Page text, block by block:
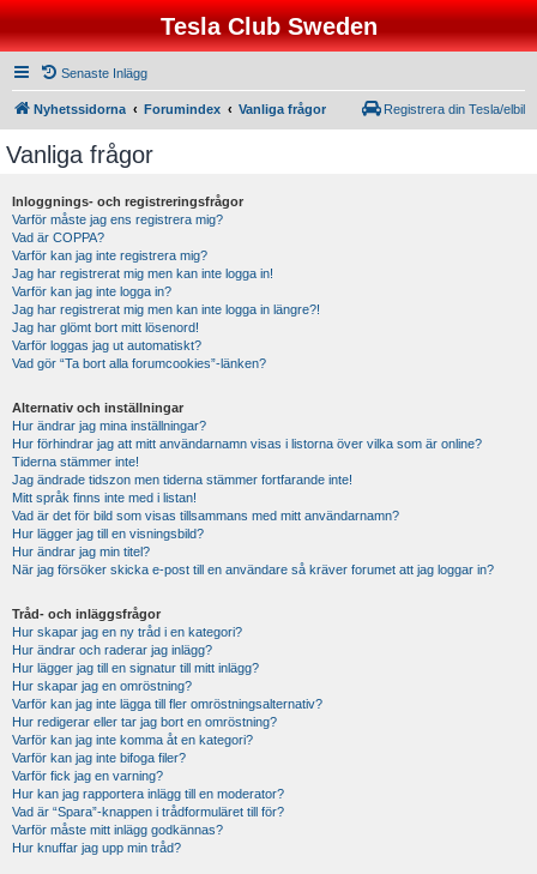
Tesla Club Sweden
Senaste Inlägg
Nyhetssidorna Forumindex Vanliga frågor Registrera din Tesla/elbil
Vanliga frågor
Inloggnings- och registreringsfrågor
Varför måste jag ens registrera mig?
Vad är COPPA?
Varför kan jag inte registrera mig?
Jag har registrerat mig men kan inte logga in!
Varför kan jag inte logga in?
Jag har registrerat mig men kan inte logga in längre?!
Jag har glömt bort mitt lösenord!
Varför loggas jag ut automatiskt?
Vad gör “Ta bort alla forumcookies”-länken?
Alternativ och inställningar
Hur ändrar jag mina inställningar?
Hur förhindrar jag att mitt användarnamn visas i listorna över vilka som är online?
Tiderna stämmer inte!
Jag ändrade tidszon men tiderna stämmer fortfarande inte!
Mitt språk finns inte med i listan!
Vad är det för bild som visas tillsammans med mitt användarnamn?
Hur lägger jag till en visningsbild?
Hur ändrar jag min titel?
När jag försöker skicka e-post till en användare så kräver forumet att jag loggar in?
Tråd- och inläggsfrågor
Hur skapar jag en ny tråd i en kategori?
Hur ändrar och raderar jag inlägg?
Hur lägger jag till en signatur till mitt inlägg?
Hur skapar jag en omröstning?
Varför kan jag inte lägga till fler omröstningsalternativ?
Hur redigerar eller tar jag bort en omröstning?
Varför kan jag inte komma åt en kategori?
Varför kan jag inte bifoga filer?
Varför fick jag en varning?
Hur kan jag rapportera inlägg till en moderator?
Vad är “Spara”-knappen i trådformuläret till för?
Varför måste mitt inlägg godkännas?
Hur knuffar jag upp min tråd?